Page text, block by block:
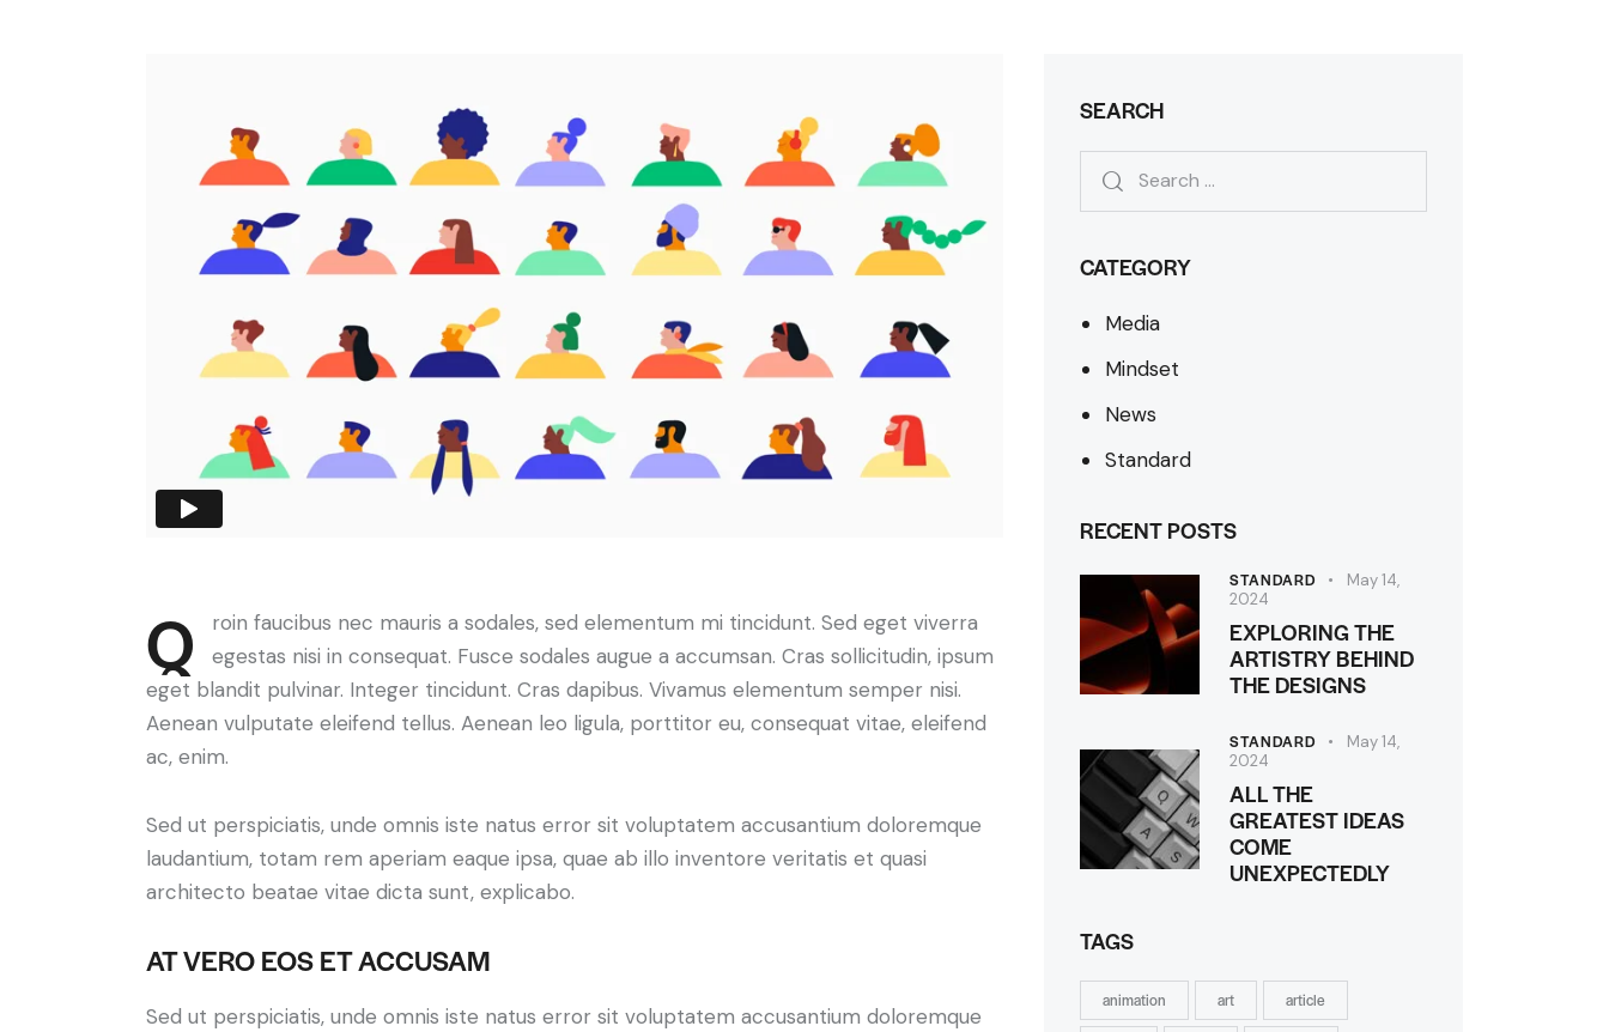
Q
roin faucibus nec mauris a sodales, sed elementum mi tincidunt. Sed eget viverra
egestas nisi in consequat. Fusce sodales augue a accumsan. Cras sollicitudin, ipsum
eget blandit pulvinar. Integer tincidunt. Cras dapibus. Vivamus elementum semper nisi.
Aenean vulputate eleifend tellus. Aenean leo ligula, porttitor eu, consequat vitae, eleifend
ac, enim.
Sed ut perspiciatis, unde omnis iste natus error sit voluptatem accusantium doloremque
laudantium, totam rem aperiam eaque ipsa, quae ab illo inventore veritatis et quasi
architecto beatae vitae dicta sunt, explicabo.
AT VERO EOS ET ACCUSAM
Sed ut perspiciatis, unde omnis iste natus error sit voluptatem accusantium doloremque
SEARCH
CATEGORY
Media
Mindset
News
Standard
RECENT POSTS
STANDARD
May 14,
2024
EXPLORING THE
ARTISTRY BEHIND
THE DESIGNS
STANDARD
May 14,
2024
ALL THE
GREATEST IDEAS
COME
UNEXPECTEDLY
TAGS
animation art article